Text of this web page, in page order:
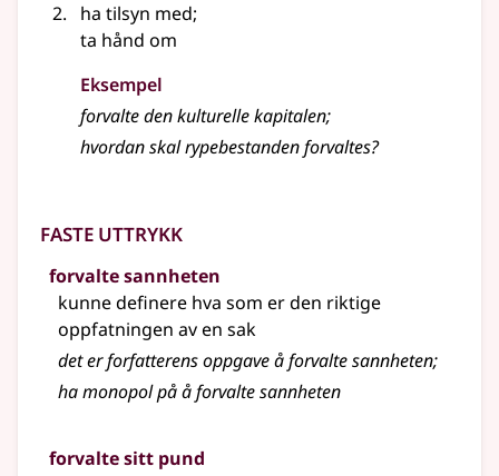
ha tilsyn med;
ta hånd om
Eksempel
forvalte den kulturelle kapitalen;
hvordan skal rypebestanden forvaltes?
Faste uttrykk
forvalte sannheten
kunne definere hva som er den riktige
oppfatningen av en sak
det er forfatterens oppgave å forvalte sannheten;
ha monopol på å forvalte sannheten
forvalte sitt pund